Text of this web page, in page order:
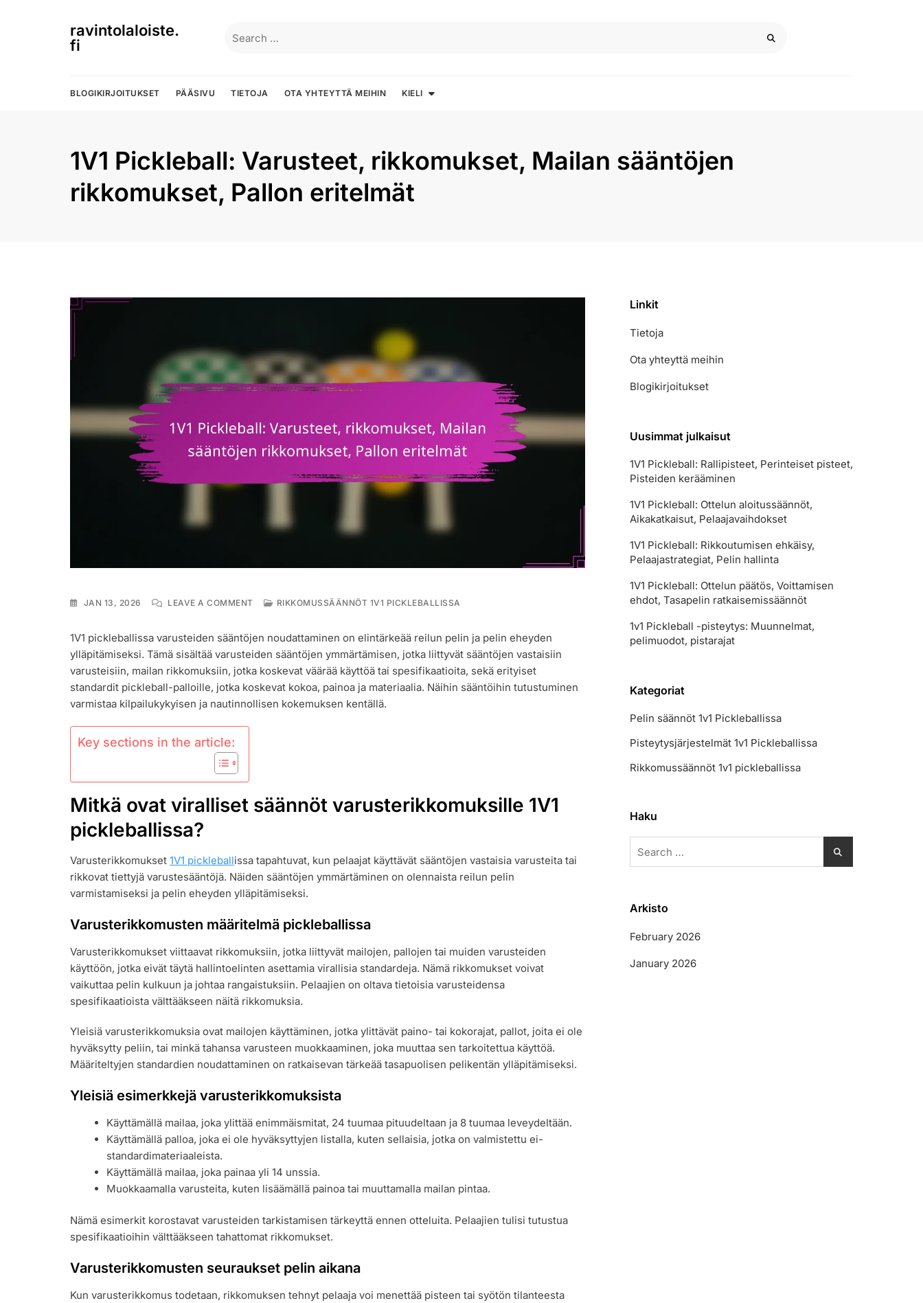
ravintolaloiste.
fi
for:
BLOGIKIRJOITUKSET PÄÄSIVU TIETOJA OTA YHTEYTTÄ MEIHIN KIELI
1V1 Pickleball: Varusteet, rikkomukset, Mailan sääntöjen
rikkomukset, Pallon eritelmät
JAN 13, 2026 LEAVE A COMMENTON
VARUSTEET,
RIKKOMUKSET,
MAILAN
RIKKOMUKSET,
PALLON
RIKKOMUSSÄÄNNÖT 1V1 PICKLEBALLISSA
1V1 pickleballissa varusteiden sääntöjen noudattaminen on elintärkeää reilun pelin ja pelin eheyden
ylläpitämiseksi. Tämä sisältää varusteiden sääntöjen ymmärtämisen, jotka liittyvät sääntöjen vastaisiin
varusteisiin, mailan rikkomuksiin, jotka koskevat väärää käyttöä tai spesifikaatioita, sekä erityiset
standardit pickleball-palloille, jotka koskevat kokoa, painoa ja materiaalia. Näihin sääntöihin tutustuminen
varmistaa kilpailukykyisen ja nautinnollisen kokemuksen kentällä.
Key sections in the article:
Mitkä ovat viralliset säännöt varusterikkomuksille 1V1
pickleballissa?
Varusterikkomukset 1V1 pickleballissa tapahtuvat, kun pelaajat käyttävät sääntöjen vastaisia varusteita tai
rikkovat tiettyjä varustesääntöjä. Näiden sääntöjen ymmärtäminen on olennaista reilun pelin
varmistamiseksi ja pelin eheyden ylläpitämiseksi.
Varusterikkomusten määritelmä pickleballissa
Varusterikkomukset viittaavat rikkomuksiin, jotka liittyvät mailojen, pallojen tai muiden varusteiden
käyttöön, jotka eivät täytä hallintoelinten asettamia virallisia standardeja. Nämä rikkomukset voivat
vaikuttaa pelin kulkuun ja johtaa rangaistuksiin. Pelaajien on oltava tietoisia varusteidensa
spesifikaatioista välttääkseen näitä rikkomuksia.
Yleisiä varusterikkomuksia ovat mailojen käyttäminen, jotka ylittävät paino- tai kokorajat, pallot, joita ei ole
hyväksytty peliin, tai minkä tahansa varusteen muokkaaminen, joka muuttaa sen tarkoitettua käyttöä.
Määriteltyjen standardien noudattaminen on ratkaisevan tärkeää tasapuolisen pelikentän ylläpitämiseksi.
Yleisiä esimerkkejä varusterikkomuksista
Käyttämällä mailaa, joka ylittää enimmäismitat, 24 tuumaa pituudeltaan ja 8 tuumaa leveydeltään.
Käyttämällä palloa, joka ei ole hyväksyttyjen listalla, kuten sellaisia, jotka on valmistettu ei-
standardimateriaaleista.
Käyttämällä mailaa, joka painaa yli 14 unssia.
Muokkaamalla varusteita, kuten lisäämällä painoa tai muuttamalla mailan pintaa.
Nämä esimerkit korostavat varusteiden tarkistamisen tärkeyttä ennen otteluita. Pelaajien tulisi tutustua
spesifikaatioihin välttääkseen tahattomat rikkomukset.
Varusterikkomusten seuraukset pelin aikana
Kun varusterikkomus todetaan, rikkomuksen tehnyt pelaaja voi menettää pisteen tai syötön tilanteesta
Linkit
Tietoja
Ota yhteyttä meihin
Blogikirjoitukset
Uusimmat julkaisut
1V1 Pickleball: Rallipisteet, Perinteiset pisteet,
Pisteiden kerääminen
1V1 Pickleball: Ottelun aloitussäännöt,
Aikakatkaisut, Pelaajavaihdokset
1V1 Pickleball: Rikkoutumisen ehkäisy,
Pelaajastrategiat, Pelin hallinta
1V1 Pickleball: Ottelun päätös, Voittamisen
ehdot, Tasapelin ratkaisemissäännöt
1v1 Pickleball -pisteytys: Muunnelmat,
pelimuodot, pistarajat
Kategoriat
Pelin säännöt 1v1 Pickleballissa
Pisteytysjärjestelmät 1v1 Pickleballissa
Rikkomussäännöt 1v1 pickleballissa
Haku
for:
Arkisto
February 2026
January 2026